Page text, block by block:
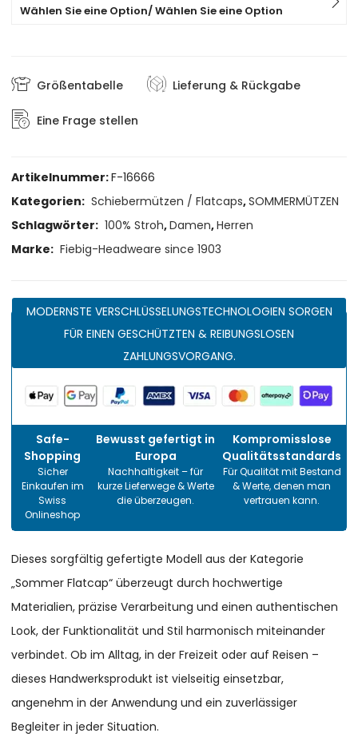
Wählen Sie eine Option/ Wählen Sie eine Option
Größentabelle Lieferung & Rückgabe
Eine Frage stellen
Artikelnummer:F-16666
Kategorien: Schiebermützen / Flatcaps,SOMMERMÜTZEN
Schlagwörter: 100% Stroh,Damen,Herren
Marke: Fiebig-Headweare since 1903
MODERNSTE VERSCHLÜSSELUNGSTECHNOLOGIEN SORGEN
FÜR EINEN GESCHÜTZTEN & REIBUNGSLOSEN
ZAHLUNGSVORGANG.
Safe-
Shopping
Sicher
Einkaufen im
Swiss
Onlineshop
Bewusst gefertigt in
Europa
Nachhaltigkeit – für
kurze Lieferwege & Werte
die überzeugen.
Kompromisslose
Qualitätsstandards
Für Qualität mit Bestand
& Werte, denen man
vertrauen kann.
Dieses sorgfältig gefertigte Modell aus der Kategorie
„Sommer Flatcap“ überzeugt durch hochwertige
Materialien, präzise Verarbeitung und einen authentischen
Look, der Funktionalität und Stil harmonisch miteinander
verbindet. Ob im Alltag, in der Freizeit oder auf Reisen –
dieses Handwerksprodukt ist vielseitig einsetzbar,
angenehm in der Anwendung und ein zuverlässiger
Begleiter in jeder Situation.